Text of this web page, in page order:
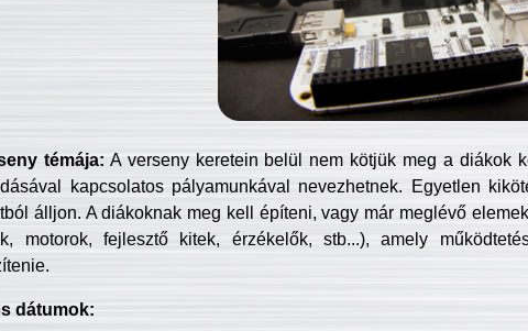
témája: A verseny keretein belül nem kötjük meg a diákok
kapcsolatos pályamunkával nevezhetnek. Egyetlen
álljon. A diákoknak meg kell építeni, vagy már meglévő
motorok, fejlesztő kitek, érzékelők, stb...), amely
dátumok: